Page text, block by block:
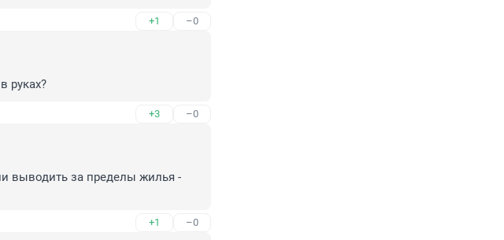
+1 –0
руках?
+3 –0
выводить за пределы жилья -
+1 –0